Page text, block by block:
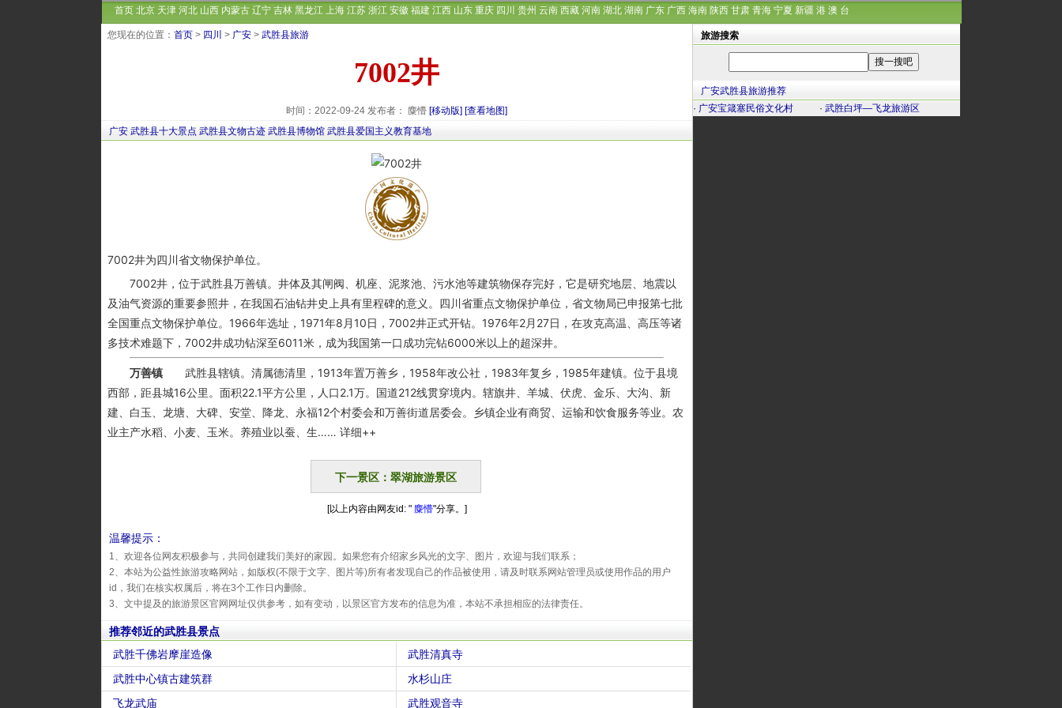
首页 北京 天津 河北 山西 内蒙古 辽宁 吉林 黑龙江 上海 江苏 浙江 安徽 福建 江西 山东 重庆 四川 贵州 云南 西藏 河南 湖北 湖南 广东 广西 海南 陕西 甘肃 青海 宁夏 新疆 港 澳 台
您现在的位置： 首页 > 四川 > 广安 > 武胜县旅游
7002井
时间：2022-09-24 发布者： 麋懵 [移动版] [查看地图]
广安 武胜县十大景点 武胜县文物古迹 武胜县博物馆 武胜县爱国主义教育基地
7002井为四川省文物保护单位。
7002井，位于武胜县万善镇。井体及其闸阀、机座、泥浆池、污水池等建筑物保存完好，它是研究地层、地震以
及油气资源的重要参照井，在我国石油钻井史上具有里程碑的意义。四川省重点文物保护单位，省文物局已申报第七批
全国重点文物保护单位。1966年选址，1971年8月10日，7002井正式开钻。1976年2月27日，在攻克高温、高压等诸
多技术难题下，7002井成功钻深至6011米，成为我国第一口成功完钻6000米以上的超深井。
万善镇 武胜县辖镇。清属德清里，1913年置万善乡，1958年改公社，1983年复乡，1985年建镇。位于县境
西部，距县城16公里。面积22.1平方公里，人口2.1万。国道212线贯穿境内。辖旗井、羊城、伏虎、金乐、大沟、新
建、白玉、龙塘、大碑、安堂、降龙、永福12个村委会和万善街道居委会。乡镇企业有商贸、运输和饮食服务等业。农
业主产水稻、小麦、玉米。养殖业以蚕、生…… 详细++
下一景区：翠湖旅游景区
[以上内容由网友id: "麋懵"分享。]
温馨提示：
1、欢迎各位网友积极参与，共同创建我们美好的家园。如果您有介绍家乡风光的文字、图片，欢迎与我们联系；
2、本站为公益性旅游攻略网站，如版权(不限于文字、图片等)所有者发现自己的作品被使用，请及时联系网站管理员或使用作品的用户
id，我们在核实权属后，将在3个工作日内删除。
3、文中提及的旅游景区官网网址仅供参考，如有变动，以景区官方发布的信息为准，本站不承担相应的法律责任。
推荐邻近的武胜县景点
武胜千佛岩摩崖造像
武胜清真寺
武胜中心镇古建筑群
水杉山庄
飞龙武庙
武胜观音寺
旅游搜索
广安武胜县旅游推荐
· 广安宝箴塞民俗文化村 · 武胜白坪—飞龙旅游区